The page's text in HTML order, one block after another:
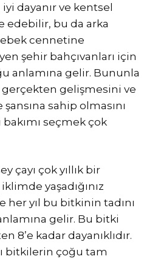
dayanır ve kentsel
edebilir, bu da arka
cennetine
şehir bahçıvanları için
anlamına gelir. Bununla
gerçekten gelişmesini ve
sahip olmasını
seçmek çok
çayı çok yıllık bir
yaşadığınız
her yıl bu bitkinin tadını
gelir. Bu bitki
8’e kadar dayanıklıdır.
bitkilerin çoğu tam